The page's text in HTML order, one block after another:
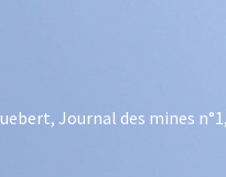
Journal des mines